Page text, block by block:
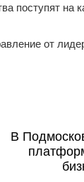
поступят на
от
В